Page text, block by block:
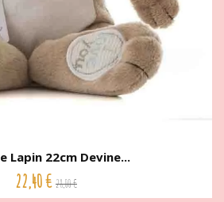
Lapin 22cm Devine...
22,40 € 28,00 €